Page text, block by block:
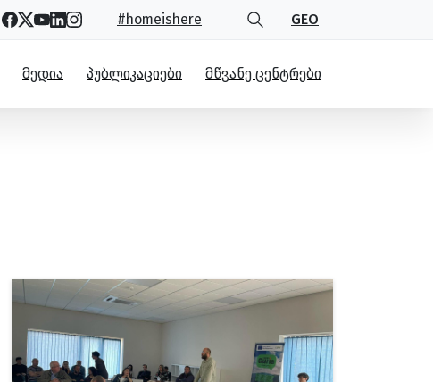
#homeishere GEO
ᲛᲔᲓᲘᲐ ᲞᲣᲑᲚᲘᲙᲐᲪᲘᲔᲑᲘ ᲛᲬᲕᲐᲜᲔ ᲪᲔᲜᲢᲠᲔᲑᲘ